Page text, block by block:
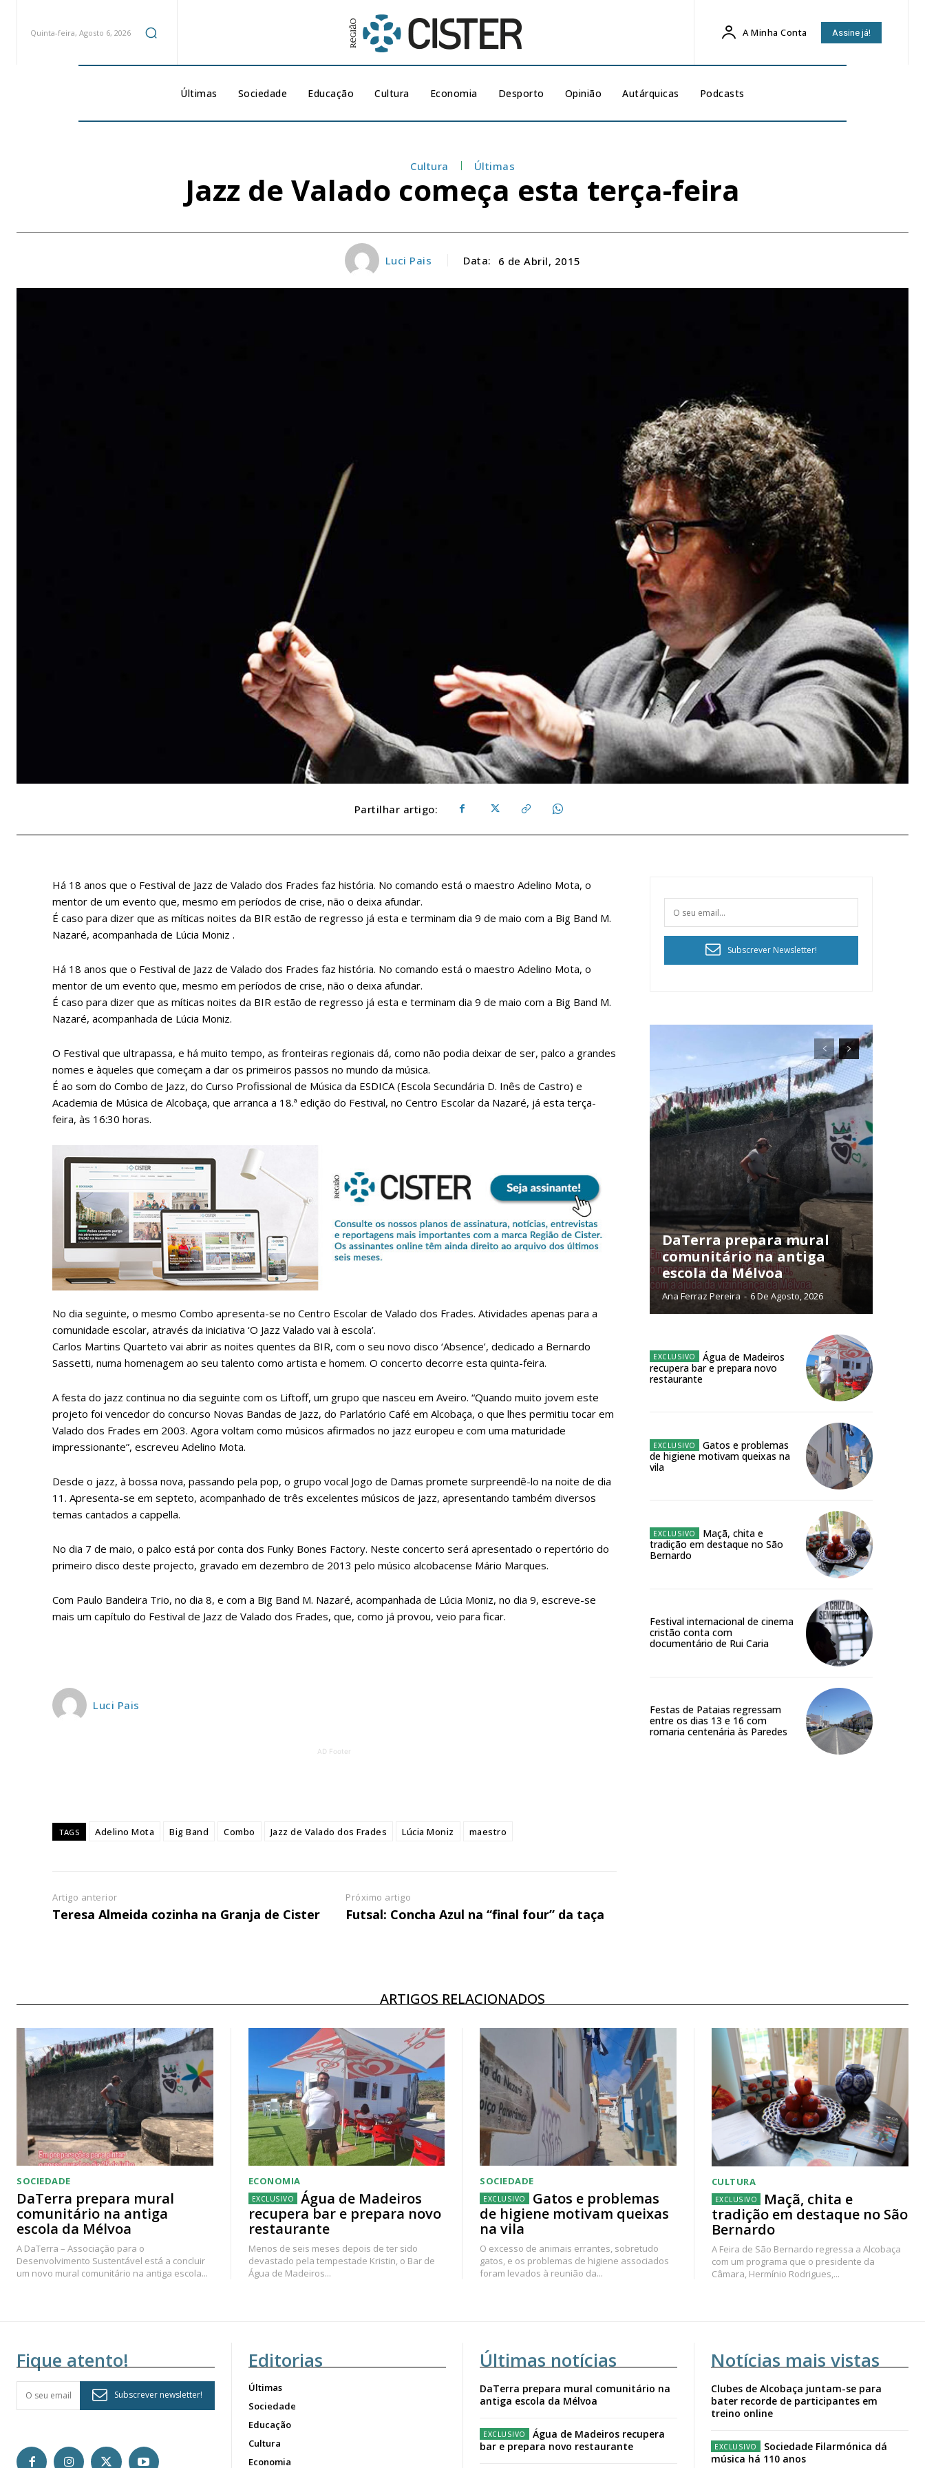
Planos de Assinatura
Faça-se assinante do Região de Cister e ajude-nos a manter este serviço público!
Sendo assinante terá acesso a todos os conteúdos exclusivos e versões digitais.
Escolha o plano de assinatura desejado:
ASSINATURA
IMPRESSA
32€
12 meses
Edição em papel entregue à Quinta-feira
em sua casa
Acesso aos conteúdos Exclusivos para
assinantes
Escolha o plano
ASSINATURA
12 meses
Acesso ao conteúdo online
Acesso aos conteúdos Exclusivos para
Quinta-feira, Agosto 6, 2026 A Minha Conta Assine já!
Últimas Sociedade Educação Cultura Economia Desporto Opinião Autárquicas Podcasts
Cultura Últimas
Jazz de Valado começa esta terça-feira
Luci Pais Data: 6 de Abril, 2015
Partilhar artigo:
Há 18 anos que o Festival de Jazz de Valado dos Frades faz história. No comando está o maestro Adelino Mota, o
mentor de um evento que, mesmo em períodos de crise, não o deixa afundar.
É caso para dizer que as míticas noites da BIR estão de regresso já esta e terminam dia 9 de maio com a Big Band M.
Nazaré, acompanhada de Lúcia Moniz .
Há 18 anos que o Festival de Jazz de Valado dos Frades faz história. No comando está o maestro Adelino Mota, o
mentor de um evento que, mesmo em períodos de crise, não o deixa afundar.
É caso para dizer que as míticas noites da BIR estão de regresso já esta e terminam dia 9 de maio com a Big Band M.
Nazaré, acompanhada de Lúcia Moniz.
O Festival que ultrapassa, e há muito tempo, as fronteiras regionais dá, como não podia deixar de ser, palco a grandes
nomes e àqueles que começam a dar os primeiros passos no mundo da música.
É ao som do Combo de Jazz, do Curso Profissional de Música da ESDICA (Escola Secundária D. Inês de Castro) e
Academia de Música de Alcobaça, que arranca a 18.ª edição do Festival, no Centro Escolar da Nazaré, já esta terça-
feira, às 16:30 horas.
No dia seguinte, o mesmo Combo apresenta-se no Centro Escolar de Valado dos Frades. Atividades apenas para a
comunidade escolar, através da iniciativa ‘O Jazz Valado vai à escola’.
Carlos Martins Quarteto vai abrir as noites quentes da BIR, com o seu novo disco ‘Absence’, dedicado a Bernardo
Sassetti, numa homenagem ao seu talento como artista e homem. O concerto decorre esta quinta-feira.
A festa do jazz continua no dia seguinte com os Liftoff, um grupo que nasceu em Aveiro. “Quando muito jovem este
projeto foi vencedor do concurso Novas Bandas de Jazz, do Parlatório Café em Alcobaça, o que lhes permitiu tocar em
Valado dos Frades em 2003. Agora voltam como músicos afirmados no jazz europeu e com uma maturidade
impressionante”, escreveu Adelino Mota.
Desde o jazz, à bossa nova, passando pela pop, o grupo vocal Jogo de Damas promete surpreendê-lo na noite de dia
11. Apresenta-se em septeto, acompanhado de três excelentes músicos de jazz, apresentando também diversos
temas cantados a cappella.
No dia 7 de maio, o palco está por conta dos Funky Bones Factory. Neste concerto será apresentado o repertório do
primeiro disco deste projecto, gravado em dezembro de 2013 pelo músico alcobacense Mário Marques.
Com Paulo Bandeira Trio, no dia 8, e com a Big Band M. Nazaré, acompanhada de Lúcia Moniz, no dia 9, escreve-se
mais um capítulo do Festival de Jazz de Valado dos Frades, que, como já provou, veio para ficar.
Luci Pais
AD Footer
TAGS Adelino Mota Big Band Combo Jazz de Valado dos Frades Lúcia Moniz maestro
Artigo anterior
Teresa Almeida cozinha na Granja de Cister
Próximo artigo
Futsal: Concha Azul na “final four” da taça
Subscrever Newsletter!
DaTerra prepara mural
comunitário na antiga
escola da Mélvoa
Ana Ferraz Pereira - 6 De Agosto, 2026
Água de Madeiros
recupera bar e prepara novo
restaurante
Gatos e problemas
de higiene motivam queixas na
vila
Maçã, chita e
tradição em destaque no São
Bernardo
Festival internacional de cinema
cristão conta com
documentário de Rui Caria
Festas de Pataias regressam
entre os dias 13 e 16 com
romaria centenária às Paredes
ARTIGOS RELACIONADOS
SOCIEDADE
DaTerra prepara mural
comunitário na antiga
escola da Mélvoa
A DaTerra – Associação para o
Desenvolvimento Sustentável está a concluir
um novo mural comunitário na antiga escola...
ECONOMIA
Água de Madeiros
recupera bar e prepara novo
restaurante
Menos de seis meses depois de ter sido
devastado pela tempestade Kristin, o Bar de
Água de Madeiros...
SOCIEDADE
Gatos e problemas
de higiene motivam queixas
na vila
O excesso de animais errantes, sobretudo
gatos, e os problemas de higiene associados
foram levados à reunião da...
CULTURA
Maçã, chita e
tradição em destaque no São
Bernardo
A Feira de São Bernardo regressa a Alcobaça
com um programa que o presidente da
Câmara, Hermínio Rodrigues,...
Fique atento!
Subscrever newsletter!
Editorias
Últimas
Sociedade
Educação
Cultura
Economia
Últimas notícias
DaTerra prepara mural comunitário na
antiga escola da Mélvoa
Água de Madeiros recupera
bar e prepara novo restaurante
Notícias mais vistas
Clubes de Alcobaça juntam-se para
bater recorde de participantes em
treino online
Sociedade Filarmónica dá
música há 110 anos